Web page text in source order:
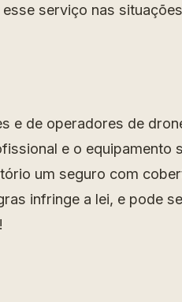
serviço nas
e de operadores de
e o equipamento
um seguro com
infringe a lei, e pode